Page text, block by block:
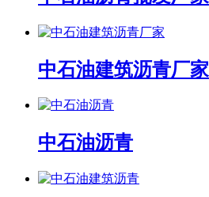
中石油建筑沥青厂家
中石油沥青